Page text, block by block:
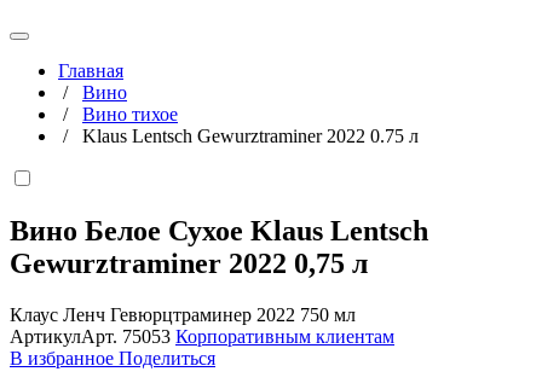
Главная
/ Вино
/ Вино тихое
/ Klaus Lentsch Gewurztraminer 2022 0.75 л
Вино Белое Сухое Klaus Lentsch
Gewurztraminer 2022 0,75 л
Клаус Ленч Гевюрцтраминер 2022 750 мл
АртикулАрт. 75053 Корпоративным клиентам
В избранное Поделиться